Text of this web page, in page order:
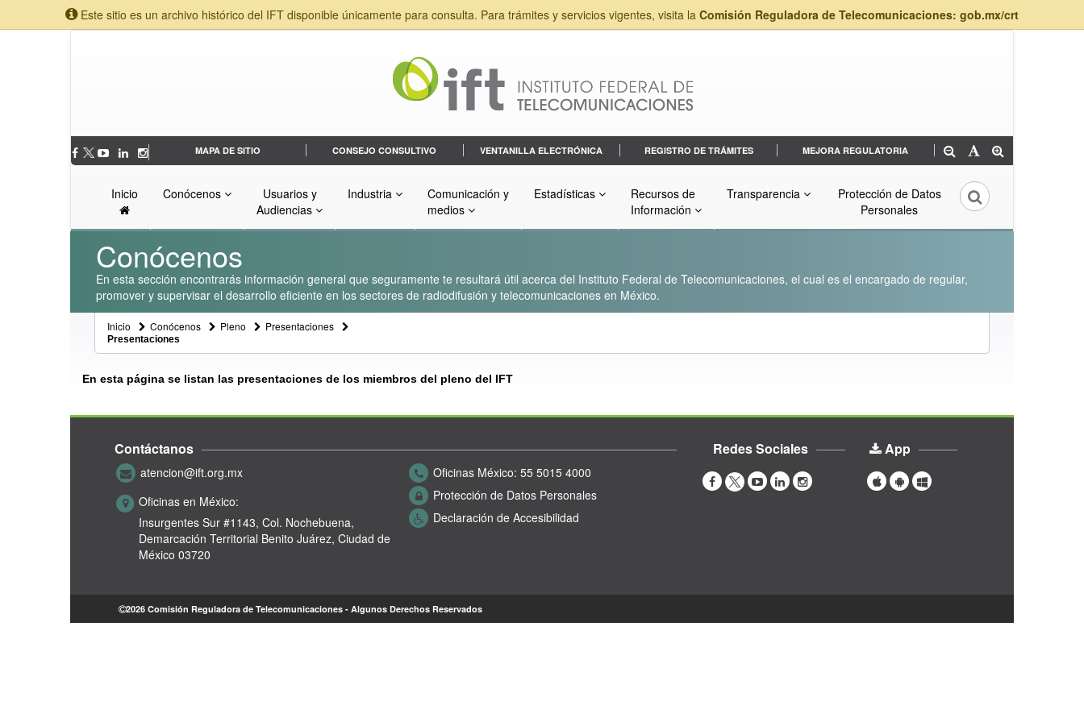
Este sitio es un archivo histórico del IFT disponible únicamente para consulta. Para trámites y servicios vigentes, visita la Comisión Reguladora de Telecomunicaciones: gob.mx/crt
MAPA DE SITIO CONSEJO CONSULTIVO VENTANILLA ELECTRÓNICA REGISTRO DE TRÁMITES MEJORA REGULATORIA
Inicio Conócenos
Usuarios y
Audiencias
Industria
Comunicación y
medios
Estadísticas
Recursos de
Información
Transparencia
Protección de Datos
Personales
Conócenos
En esta sección encontrarás información general que seguramente te resultará útil acerca del Instituto Federal de Telecomunicaciones, el cual es el encargado de regular,
promover y supervisar el desarrollo eficiente en los sectores de radiodifusión y telecomunicaciones en México.
Inicio Conócenos Pleno Presentaciones
Presentaciones
En esta página se listan las presentaciones de los miembros del pleno del IFT
Contáctanos
atencion@ift.org.mx
Oficinas en México:
Insurgentes Sur #1143, Col. Nochebuena,
Demarcación Territorial Benito Juárez, Ciudad de
México 03720
Oficinas México: 55 5015 4000
Protección de Datos Personales
Declaración de Accesibilidad
Redes Sociales App
2026 Comisión Reguladora de Telecomunicaciones - Algunos Derechos Reservados